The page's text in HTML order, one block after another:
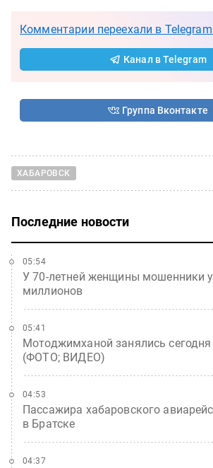
Комментарии переехали в
Канал в Telegram
Группа Вконтакте
ХАБАРОВСК
Последние новости
У 70-летней женщины мошенники
миллионов
05:54
Мотоджимханой занялись
(ФОТО; ВИДЕО)
05:41
Пассажира хабаровского
в Братске
04:53
04:37